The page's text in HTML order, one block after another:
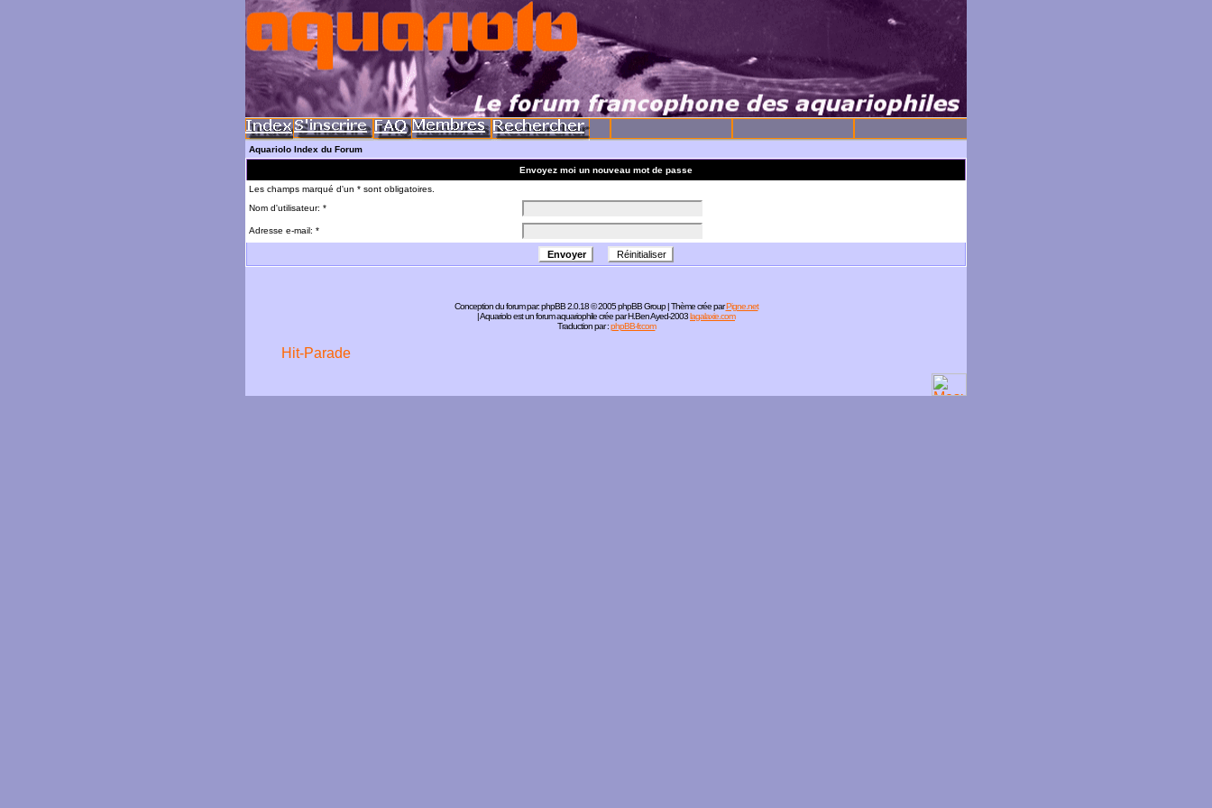
Aquariolo Index du Forum
Envoyez moi un nouveau mot de passe
Les champs marqué d'un * sont obligatoires.
Nom d'utilisateur: *
Adresse e-mail: *
Conception du forum par:phpBB2.0.18 © 2005 phpBB Group | Thème crée parPigne.net
| Aquariolo est un forum aquariophile crée par H.Ben Ayed-2003lagalaxie.com
Traduction par :phpBB-fr.com